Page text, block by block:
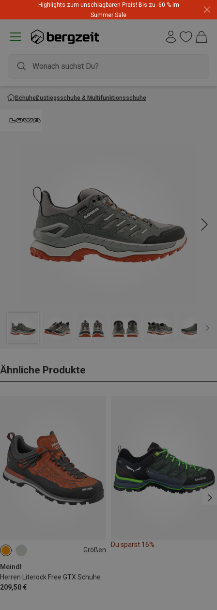
Highlights zum unschlagbaren Preis! Bis zu -60 % im
Summer Sale
SchuheZustiegsschuhe & Multifunktionsschuhe
Ähnliche Produkte
Größen
Meindl
Herren Literock Free GTX Schuhe
209,50 €
Du sparst 16%